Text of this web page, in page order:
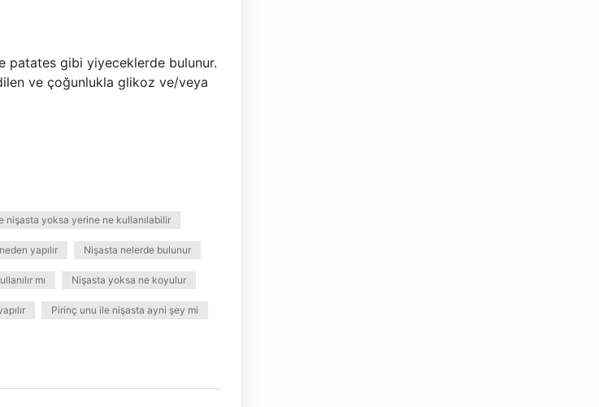
patates gibi yiyeceklerde bulunur.
ve çoğunlukla glikoz ve/veya
nişasta yoksa yerine ne kullanılabilir
yapılır Nişasta nelerde bulunur
mı Nişasta yoksa ne koyulur
Pirinç unu ile nişasta ayni şey mi